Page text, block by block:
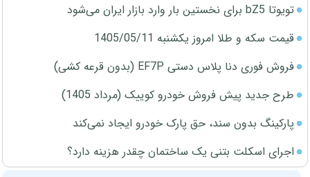
تویوتا bZ5 برای نخستین بار وارد بازار ایران می‌شود
قیمت سکه و طلا امروز یکشنبه 1405/05/11
فروش فوری دنا پلاس دستی EF7P (بدون قرعه کشی)
طرح جدید پیش فروش خودرو کوییک (مرداد 1405)
پارکینگ بدون سند، حق پارک خودرو ایجاد نمی‌کند
اجرای اسکلت بتنی یک ساختمان چقدر هزینه دارد؟